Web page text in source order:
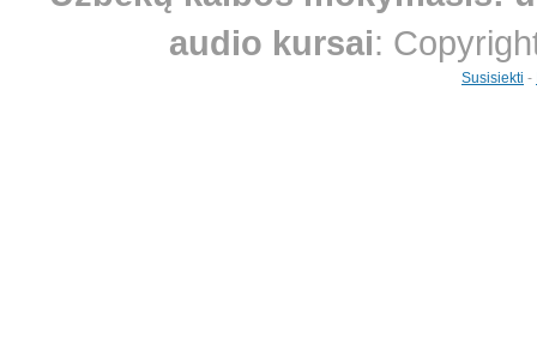
audio kursai:
Susisiekti -